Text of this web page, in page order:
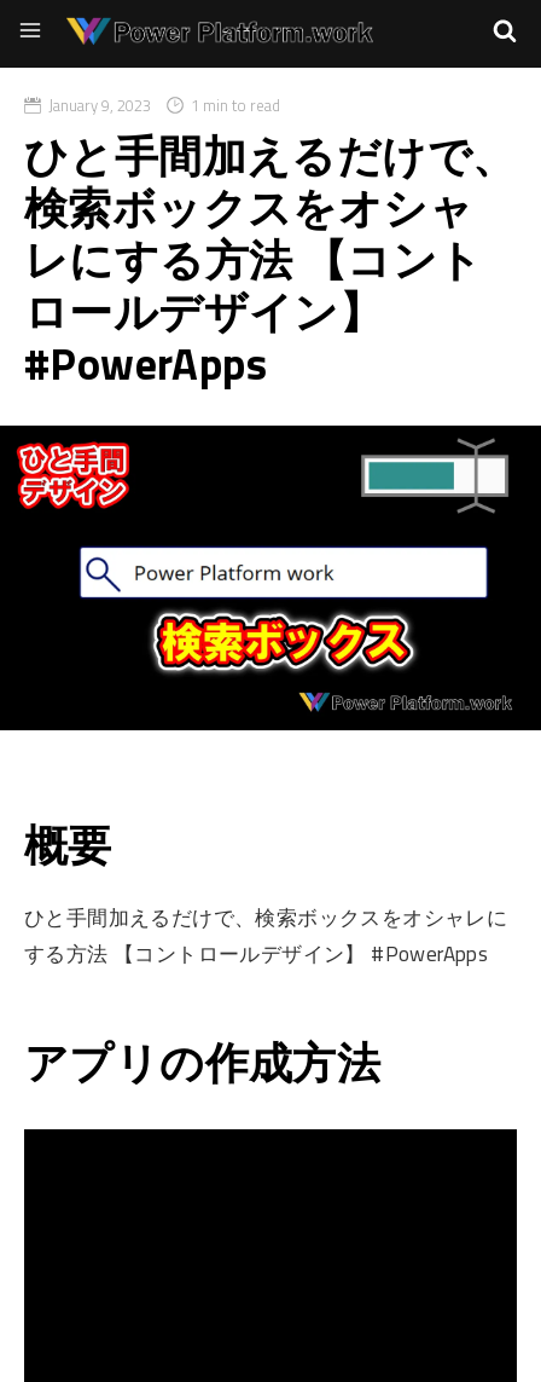
January 9, 2023 1 min to read
ひと手間加えるだけで、
検索ボックスをオシャ
レにする方法 【コント
ロールデザイン】
#PowerApps
概要
ひと手間加えるだけで、検索ボックスをオシャレに
する方法 【コントロールデザイン】 #PowerApps
アプリの作成方法